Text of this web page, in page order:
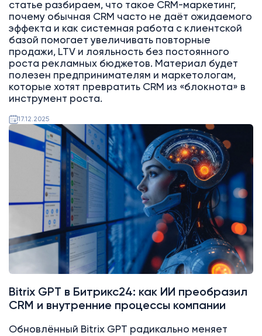
статье разбираем, что такое CRM-маркетинг,
почему обычная CRM часто не даёт ожидаемого
эффекта и как системная работа с клиентской
базой помогает увеличивать повторные
продажи, LTV и лояльность без постоянного
роста рекламных бюджетов. Материал будет
полезен предпринимателям и маркетологам,
которые хотят превратить CRM из «блокнота» в
инструмент роста.
17.12.2025
AI
Битрикс24
Bitrix GPT в Битрикс24: как ИИ преобразил
CRM и внутренние процессы компании
Обновлённый Bitrix GPT радикально меняет